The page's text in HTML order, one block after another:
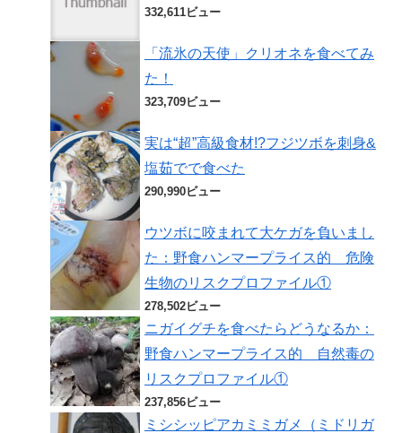
332,611ビュー
「流氷の天使」クリオネを食べてみ
た！
323,709ビュー
実は“超”高級食材!?フジツボを刺身&
塩茹でで食べた
290,990ビュー
ウツボに咬まれて大ケガを負いまし
た：野食ハンマープライス的 危険
生物のリスクプロファイル①
278,502ビュー
ニガイグチを食べたらどうなるか：
野食ハンマープライス的 自然毒の
リスクプロファイル①
237,856ビュー
ミシシッピアカミミガメ（ミドリガ